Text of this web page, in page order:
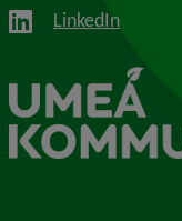
LinkedIn